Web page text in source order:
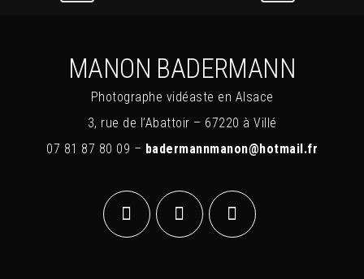
MANON BADERMANN
Photographe vidéaste en Alsace
3, rue de l’Abattoir – 67220 à Villé
07 81 87 80 09 – badermannmanon@hotmail.fr